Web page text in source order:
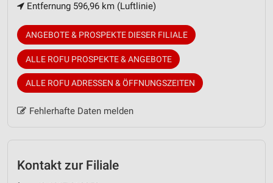
Entfernung 596,96 km (Luftlinie)
ANGEBOTE & PROSPEKTE DIESER FILIALE
ALLE ROFU PROSPEKTE & ANGEBOTE
ALLE ROFU ADRESSEN & ÖFFNUNGSZEITEN
Fehlerhafte Daten melden
Kontakt zur Filiale